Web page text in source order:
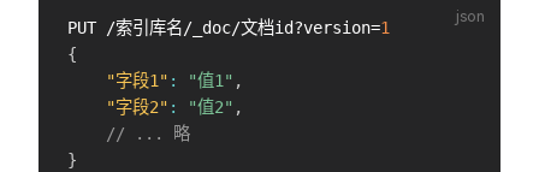
PUT /索引库名/_doc/文档id?version=1
{
"字段1" : "值1" ,
"字段2" : "值2" ,
// ... 略
}